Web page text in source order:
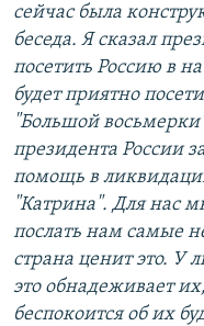
сейчас была
беседа. Я сказал
посетить Россию в
будет приятно
"Большой
президента России
помощь в
"Катрина". Для нас
послать нам самые
страна ценит это. У
это обнадеживает
беспокоится об их